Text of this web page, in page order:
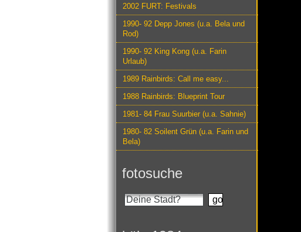
2002 FURT: Festivals
1990- 92 Depp Jones (u.a. Bela und
Rod)
1990- 92 King Kong (u.a. Farin
Urlaub)
1989 Rainbirds: Call me easy...
1988 Rainbirds: Blueprint Tour
1981- 84 Frau Suurbier (u.a. Sahnie)
1980- 82 Soilent Grün (u.a. Farin und
Bela)
fotosuche